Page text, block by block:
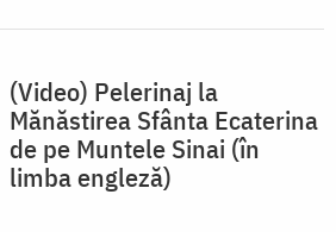
(Video) Pelerinaj la
Mănăstirea Sfânta Ecaterina
de pe Muntele Sinai (în
limba engleză)